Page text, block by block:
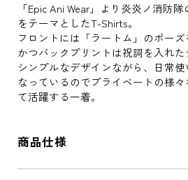
「Epic Ani Wear」より炎炎ノ消防
をテーマとしたT-Shirts。
フロントには「ラートム」のポー
かつバックプリントは祝詞を入れた
シンプルなデザインながら、日常
なっているのでプライベートの様
て活躍する一着。
商品仕様